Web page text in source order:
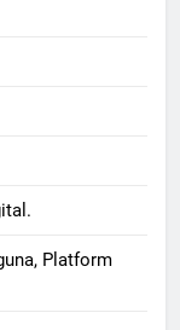
Platform